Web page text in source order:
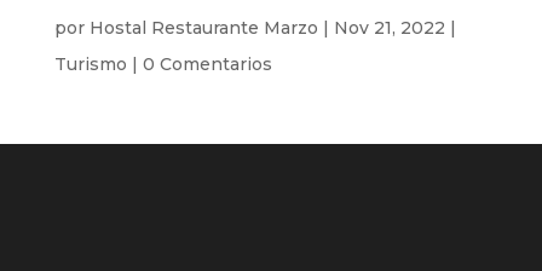
por Hostal Restaurante Marzo | Nov 21, 2022 |
Turismo | 0 Comentarios